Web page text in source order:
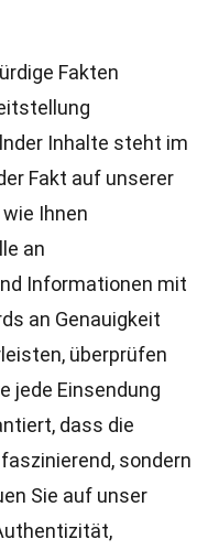
Fakten
Inhalte steht im
Fakt auf unserer
Ihnen
an
Informationen mit
an Genauigkeit
überprüfen
jede Einsendung
dass die
sondern
Sie auf unser